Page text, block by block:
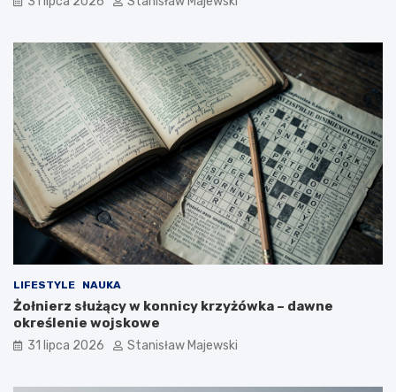
LIFESTYLE NAUKA
Żołnierz służący w konnicy krzyżówka – dawne
określenie wojskowe
31 lipca 2026 Stanisław Majewski